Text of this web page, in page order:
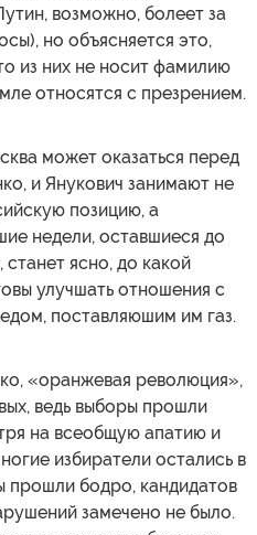
возможно, болеет за
но объясняется это,
из них не носит фамилию
относятся с презрением.
может оказаться перед
и Янукович занимают не
позицию, а
недели, оставшиеся до
ясно, до какой
улучшать отношения с
поставляюшим им газ.
«оранжевая революция»,
ведь выборы прошли
на всеобщую апатию и
избиратели остались в
прошли бодро, кандидатов
замечено не было.